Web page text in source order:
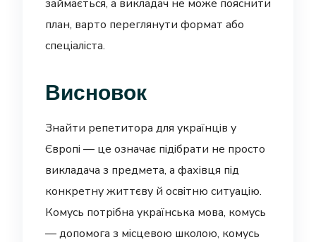
займається, а викладач не може пояснити
план, варто переглянути формат або
спеціаліста.
Висновок
Знайти репетитора для українців у
Європі — це означає підібрати не просто
викладача з предмета, а фахівця під
конкретну життєву й освітню ситуацію.
Комусь потрібна українська мова, комусь
— допомога з місцевою школою, комусь